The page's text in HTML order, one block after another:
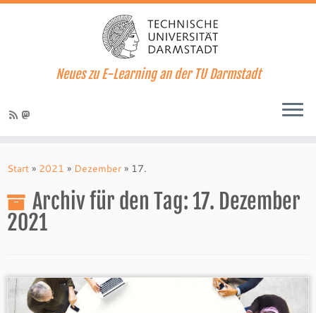
Inhalt
Neues zu E-Learning an der TU Darmstadt
Start » 2021 » Dezember » 17.
Archiv für den Tag:17. Dezember
2021